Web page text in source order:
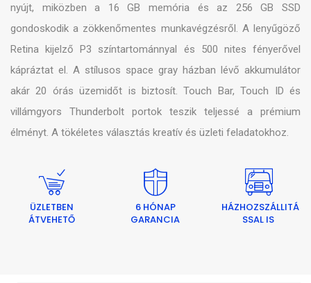
nyújt, miközben a 16 GB memória és az 256 GB SSD
gondoskodik a zökkenőmentes munkavégzésről. A lenyűgöző
Retina kijelző P3 színtartománnyal és 500 nites fényerővel
kápráztat el. A stílusos space gray házban lévő akkumulátor
akár 20 órás üzemidőt is biztosít. Touch Bar, Touch ID és
villámgyors Thunderbolt portok teszik teljessé a prémium
élményt. A tökéletes választás kreatív és üzleti feladatokhoz.
ÜZLETBEN
ÁTVEHETŐ
6 HÓNAP
GARANCIA
HÁZHOZSZÁLLITÁ
SSAL IS